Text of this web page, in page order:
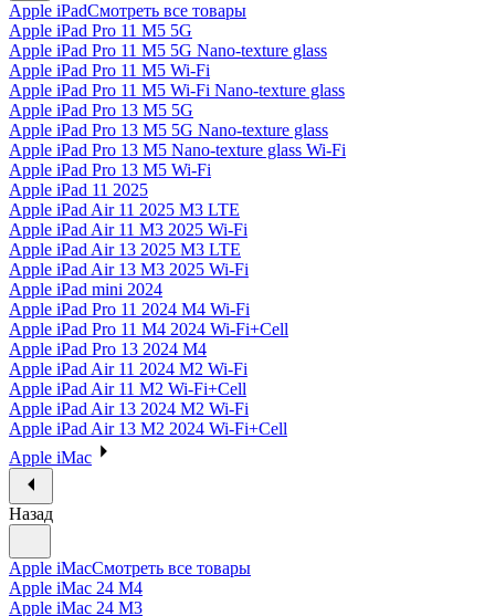
Apple iPadСмотреть все товары
Apple iPad Pro 11 M5 5G
Apple iPad Pro 11 M5 5G Nano-texture glass
Apple iPad Pro 11 M5 Wi-Fi
Apple iPad Pro 11 M5 Wi-Fi Nano-texture glass
Apple iPad Pro 13 M5 5G
Apple iPad Pro 13 M5 5G Nano-texture glass
Apple iPad Pro 13 M5 Nano-texture glass Wi-Fi
Apple iPad Pro 13 M5 Wi-Fi
Apple iPad 11 2025
Apple iPad Air 11 2025 M3 LTE
Apple iPad Air 11 M3 2025 Wi-Fi
Apple iPad Air 13 2025 M3 LTE
Apple iPad Air 13 M3 2025 Wi-Fi
Apple iPad mini 2024
Apple iPad Pro 11 2024 M4 Wi-Fi
Apple iPad Pro 11 M4 2024 Wi-Fi+Cell
Apple iPad Pro 13 2024 M4
Apple iPad Air 11 2024 M2 Wi-Fi
Apple iPad Air 11 M2 Wi-Fi+Cell
Apple iPad Air 13 2024 M2 Wi-Fi
Apple iPad Air 13 M2 2024 Wi-Fi+Cell
Apple iMac
Назад
Apple iMacСмотреть все товары
Apple iMac 24 M4
Apple iMac 24 M3